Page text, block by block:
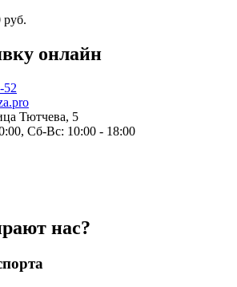
руб.
онлайн
52
Тютчева, 5
Сб-Вс: 10:00 - 18:00
нас?